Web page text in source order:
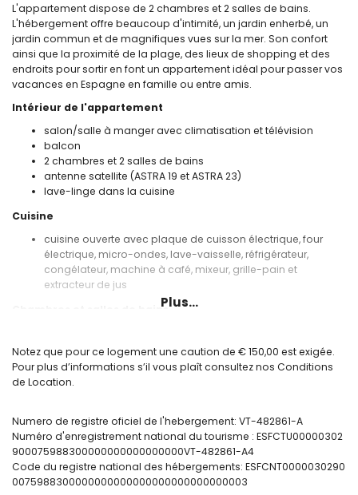
L'appartement dispose de 2 chambres et 2 salles de bains.
L'hébergement offre beaucoup d'intimité, un jardin enherbé, un
jardin commun et de magnifiques vues sur la mer. Son confort
ainsi que la proximité de la plage, des lieux de shopping et des
endroits pour sortir en font un appartement idéal pour passer vos
vacances en Espagne en famille ou entre amis.
Intérieur de l'appartement
salon/salle à manger avec climatisation et télévision
balcon
2 chambres et 2 salles de bains
antenne satellite (ASTRA 19 et ASTRA 23)
lave-linge dans la cuisine
Cuisine
cuisine ouverte avec plaque de cuisson électrique, four
électrique, micro-ondes, lave-vaisselle, réfrigérateur,
congélateur, machine à café, mixeur, grille-pain et
extracteur de jus
Chambres et salles de bains
attenante
chambre avec climatisation et 2 lits simples
salle de bain attenante avec lavabo, douche et toilettes
Extérieur de l'appartement
terrain clos
piscine commune en forme de rein
jardin enherbé
jardin commun enherbé
Plus...
Notez que pour ce logement une caution de € 150,00 est exigée.
Pour plus d’informations s’il vous plaît consultez nos Conditions
de Location.
Numero de registre oficiel de l'hebergement: VT-482861-A
Numéro d'enregistrement national du tourisme : ESFCTU00000302
900075988300000000000000000VT-482861-A4
Code du registre national des hébergements: ESFCNT0000030290
0075988300000000000000000000000000003